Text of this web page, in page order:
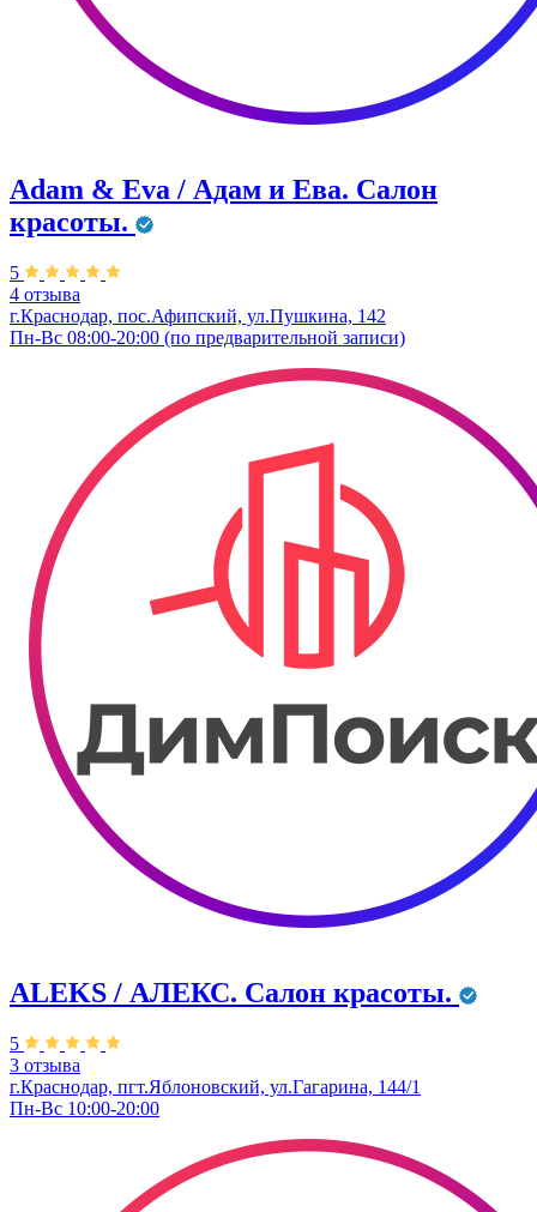
Adam & Eva / Адам и Ева. Салон
красоты.
5
4 отзыва
г.Краснодар, пос.Афипский, ул.Пушкина, 142
Пн-Вс 08:00-20:00 (по предварительной записи)
ALEKS / АЛЕКС. Салон красоты.
5
3 отзыва
г.Краснодар, пгт.Яблоновский, ул.Гагарина, 144/1
Пн-Вс 10:00-20:00